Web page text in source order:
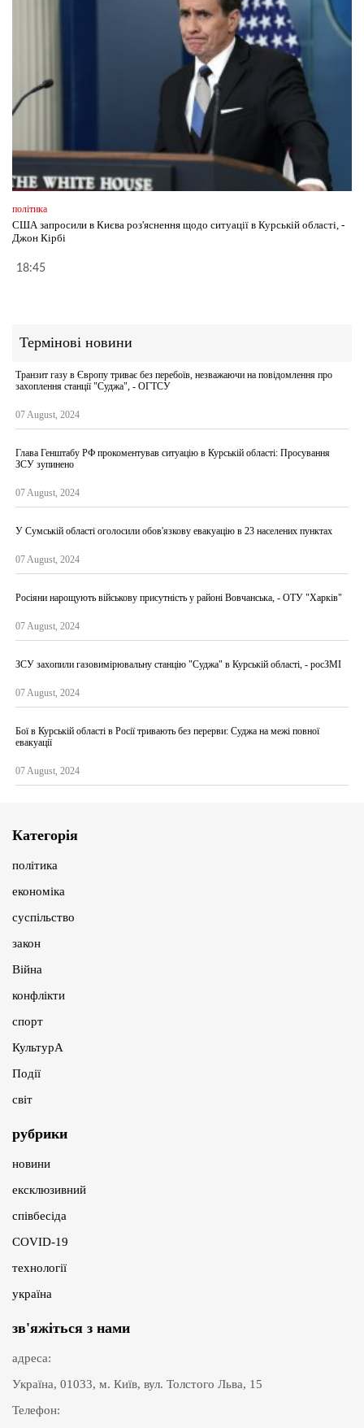
політика
США запросили в Києва роз'яснення щодо ситуації в Курській області, -
Джон Кірбі
18:45
Термінові новини
Транзит газу в Європу триває без перебоїв, незважаючи на повідомлення про
захоплення станції "Суджа", - ОГТСУ
07 August, 2024
Глава Генштабу РФ прокоментував ситуацію в Курській області: Просування
ЗСУ зупинено
07 August, 2024
У Сумській області оголосили обов'язкову евакуацію в 23 населених пунктах
07 August, 2024
Росіяни нарощують військову присутність у районі Вовчанська, - ОТУ "Харків"
07 August, 2024
ЗСУ захопили газовимірювальну станцію "Суджа" в Курській області, - росЗМІ
07 August, 2024
Бої в Курській області в Росії тривають без перерви: Суджа на межі повної
евакуації
07 August, 2024
Категорія
політика
економіка
суспільство
закон
Війна
конфлікти
спорт
КультурА
Події
світ
рубрики
новини
ексклюзивний
співбесіда
COVID-19
технології
україна
зв'яжіться з нами
адреса:
Україна, 01033, м. Київ, вул. Толстого Льва, 15
Телефон: